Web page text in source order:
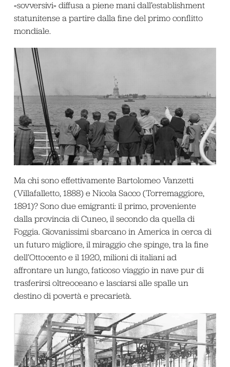
«sovversivi» diffusa a piene mani dall’establishment
statunitense a partire dalla fine del primo conflitto
mondiale.
Ma chi sono effettivamente Bartolomeo Vanzetti
(Villafalletto, 1888) e Nicola Sacco (Torremaggiore,
1891)? Sono due emigranti: il primo, proveniente
dalla provincia di Cuneo, il secondo da quella di
Foggia. Giovanissimi sbarcano in America in cerca di
un futuro migliore, il miraggio che spinge, tra la fine
dell’Ottocento e il 1920, milioni di italiani ad
affrontare un lungo, faticoso viaggio in nave pur di
trasferirsi oltreoceano e lasciarsi alle spalle un
destino di povertà e precarietà.